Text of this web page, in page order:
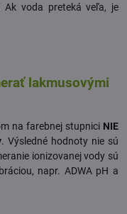
Ak voda preteká veľa, je
lakmusovými
na farebnej stupnici NIE
. Výsledné hodnoty nie sú
ionizovanej vody sú
napr. ADWA pH a